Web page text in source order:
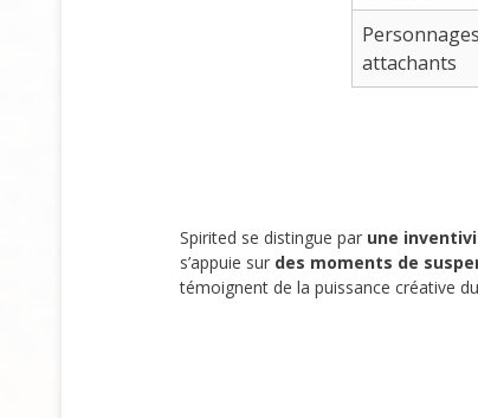
Personnages
attachants
Spirited se distingue par une
s’appuie sur des moments de
témoignent de la puissance créative